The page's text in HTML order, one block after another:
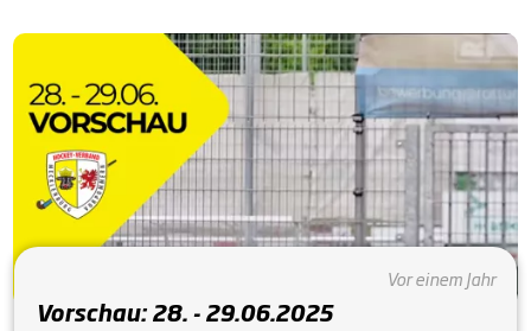
Vor einem Jahr
Vorschau: 28. - 29.06.2025